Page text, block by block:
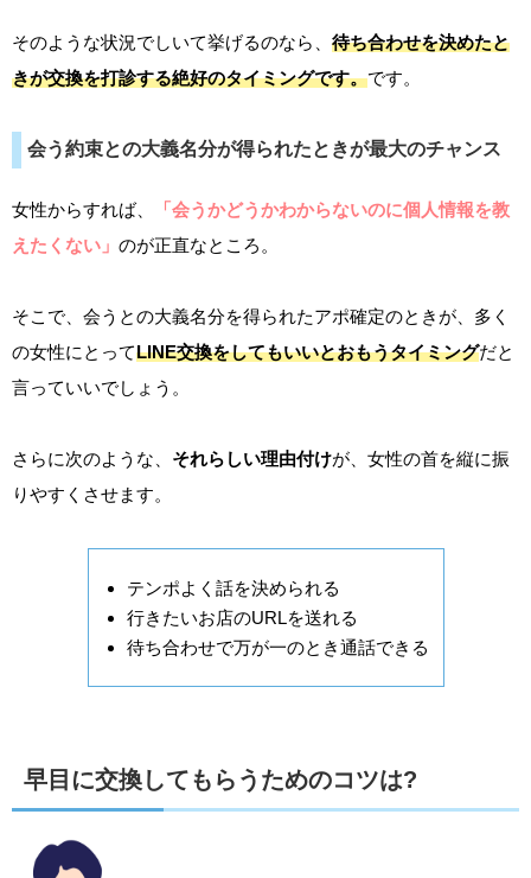
そのような状況でしいて挙げるのなら、 待ち合わせを決めたと
きが交換を打診する絶好のタイミングです。です。
会う約束との大義名分が得られたときが最大のチャンス
女性からすれば、
「会うかどうかわからないのに個人情報を教
えたくない」 のが正直なところ。
そこで、会うとの大義名分を得られたアポ確定のときが、多く
の女性にとってLINE交換をしてもいいとおもうタイミングだと
言っていいでしょう。
さらに次のような、 それらしい理由付けが、女性の首を縦に振
りやすくさせます。
テンポよく話を決められる
行きたいお店のURLを送れる
待ち合わせで万が一のとき通話できる
早目に交換してもらうためのコツは?